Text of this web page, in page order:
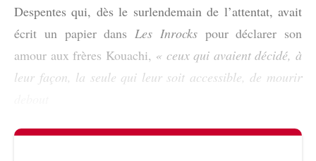
Despentes qui, dès le surlendemain de l’attentat, avait
écrit un papier dans Les Inrockspour déclarer son
amour aux frères Kouachi, « ceux qui avaient décidé, à
leur façon, la seule qui leur soit accessible, de mourir